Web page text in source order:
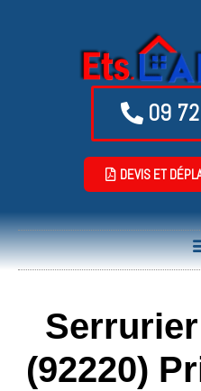
09
DEVIS ET
(92220)